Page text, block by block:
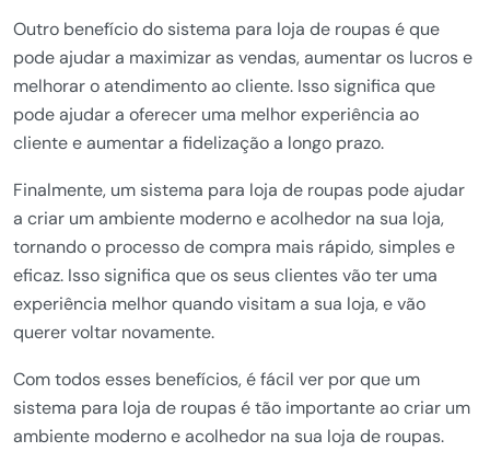
Outro benefício do sistema para loja de roupas é que
pode ajudar a maximizar as vendas, aumentar os lucros e
melhorar o atendimento ao cliente. Isso significa que
pode ajudar a oferecer uma melhor experiência ao
cliente e aumentar a fidelização a longo prazo.
Finalmente, um sistema para loja de roupas pode ajudar
a criar um ambiente moderno e acolhedor na sua loja,
tornando o processo de compra mais rápido, simples e
eficaz. Isso significa que os seus clientes vão ter uma
experiência melhor quando visitam a sua loja, e vão
querer voltar novamente.
Com todos esses benefícios, é fácil ver por que um
sistema para loja de roupas é tão importante ao criar um
ambiente moderno e acolhedor na sua loja de roupas.